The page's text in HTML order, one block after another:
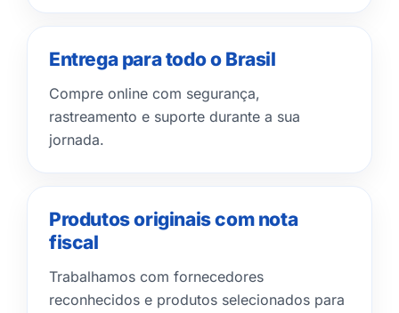
Entrega para todo o Brasil
Compre online com segurança,
rastreamento e suporte durante a sua
jornada.
Produtos originais com nota
fiscal
Trabalhamos com fornecedores
reconhecidos e produtos selecionados para